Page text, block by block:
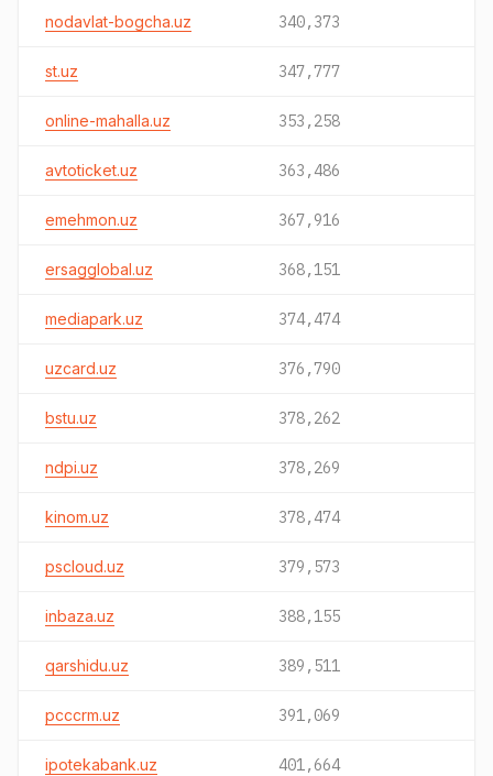
nodavlat-bogcha.uz 340,373
st.uz 347,777
online-mahalla.uz 353,258
avtoticket.uz 363,486
emehmon.uz 367,916
ersagglobal.uz 368,151
mediapark.uz 374,474
uzcard.uz 376,790
bstu.uz 378,262
ndpi.uz 378,269
kinom.uz 378,474
pscloud.uz 379,573
inbaza.uz 388,155
qarshidu.uz 389,511
pcccrm.uz 391,069
ipotekabank.uz 401,664